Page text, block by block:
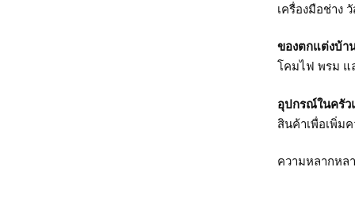
เครื่องมือช่าง
ของตกแต่งบ้า
โคมไฟ พรม แ
อุปกรณ์ในครัว
สินค้าเพื่อเพิ่ม
ความหลากหล